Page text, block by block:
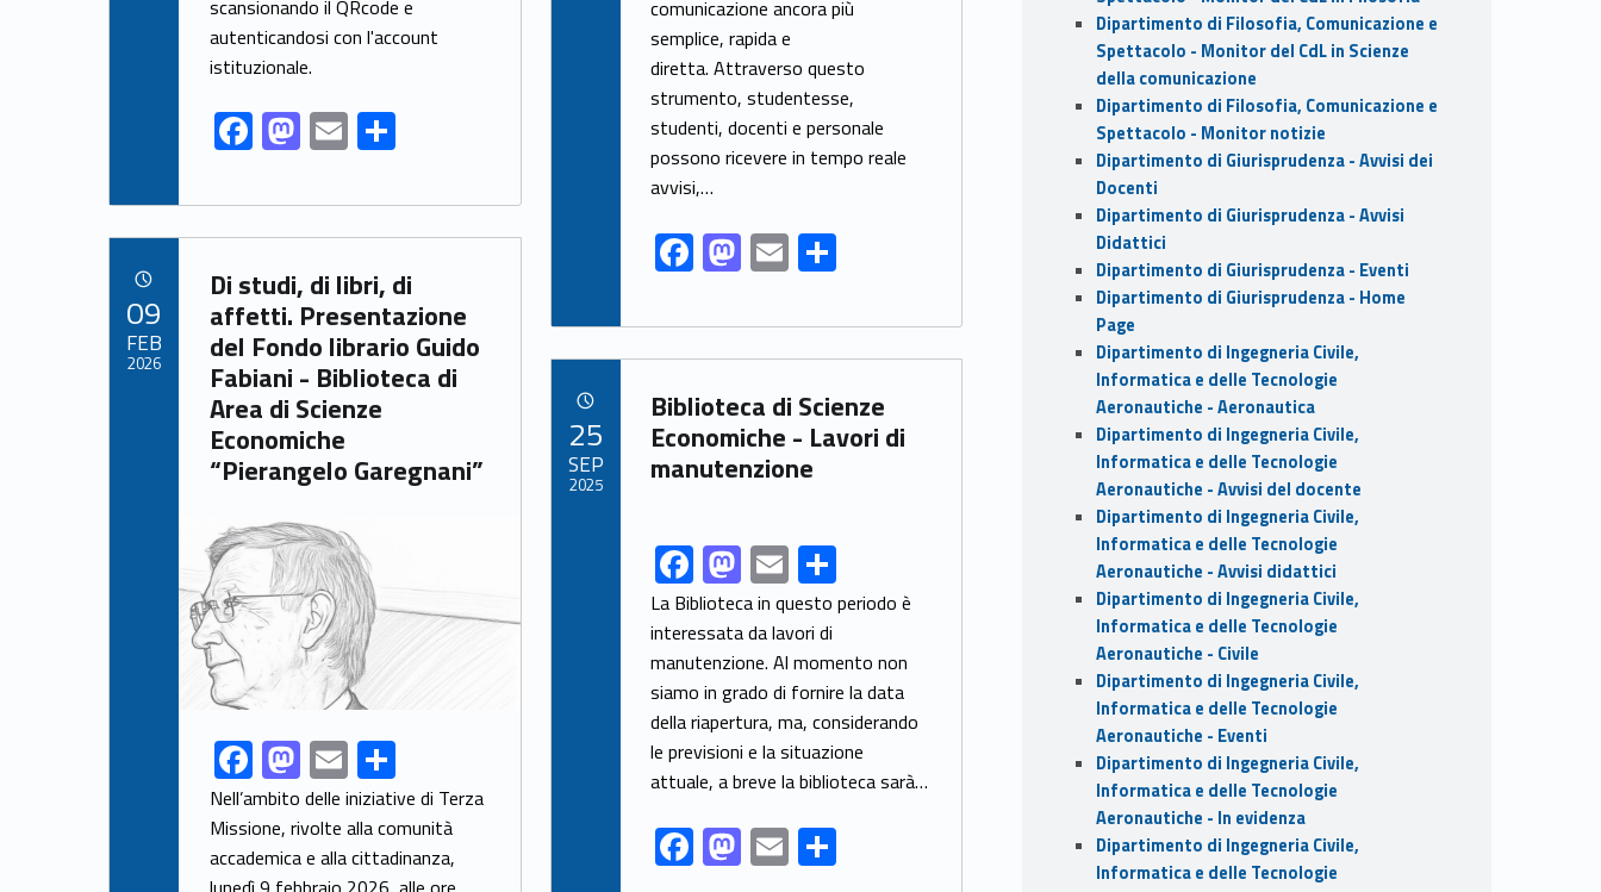
k
scansionando il QRcode e
autenticandosi con l'account
istituzionale.
F
ac
e
b
o
o
k
M
as
to
d
o
n
E
m
ai
l
S
ar
e
o
k
n
comunicazione ancora più
semplice, rapida e
diretta. Attraverso questo
strumento, studentesse,
studenti, docenti e personale
possono ricevere in tempo reale
avvisi,…
F
ac
e
b
o
o
k
M
as
to
d
o
n
E
m
ai
l
ar
e
Link identifier archive #link-archive-58657
Di studi, di libri, di
affetti. Presentazione
del Fondo librario Guido
Fabiani - Biblioteca di
Area di Scienze
Economiche
“Pierangelo Garegnani”
Link identifier share facebook archive #share-link-archive-13174F
ac
e
b
M
as
to
d
E
m
ai
l
S
h
ar
e
Nell’ambito delle iniziative di Terza
Missione, rivolte alla comunità
accademica e alla cittadinanza,
09
FEB
2026
Link identifier archive #link-archive-41663
Biblioteca di Scienze
Economiche - Lavori di
manutenzione
Link identifier share facebook archive #share-link-archive-29368F
ac
e
b
o
o
k
M
as
to
d
o
n
E
m
ai
l
h
ar
e
La Biblioteca in questo periodo è
interessata da lavori di
manutenzione. Al momento non
siamo in grado di fornire la data
della riapertura, ma, considerando
le previsioni e la situazione
attuale, a breve la biblioteca sarà…
F M E
25
SEP
2025
Dipartimento di Filosofia, Comunicazione e
Spettacolo - Monitor del CdL in Scienze
della comunicazione
Dipartimento di Filosofia, Comunicazione e
Spettacolo - Monitor notizie
Dipartimento di Giurisprudenza - Avvisi dei
Docenti
Dipartimento di Giurisprudenza - Avvisi
Didattici
Dipartimento di Giurisprudenza - Eventi
Dipartimento di Giurisprudenza - Home
Page
Dipartimento di Ingegneria Civile,
Informatica e delle Tecnologie
Aeronautiche - Aeronautica
Dipartimento di Ingegneria Civile,
Informatica e delle Tecnologie
Aeronautiche - Avvisi del docente
Dipartimento di Ingegneria Civile,
Informatica e delle Tecnologie
Aeronautiche - Avvisi didattici
Dipartimento di Ingegneria Civile,
Informatica e delle Tecnologie
Aeronautiche - Civile
Dipartimento di Ingegneria Civile,
Informatica e delle Tecnologie
Aeronautiche - Eventi
Dipartimento di Ingegneria Civile,
Informatica e delle Tecnologie
Aeronautiche - In evidenza
Dipartimento di Ingegneria Civile,
Informatica e delle Tecnologie